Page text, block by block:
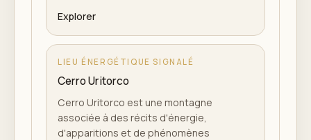
Explorer
LIEU ÉNERGÉTIQUE SIGNALÉ
Cerro Uritorco
Cerro Uritorco est une montagne
associée à des récits d'énergie,
d'apparitions et de phénomènes